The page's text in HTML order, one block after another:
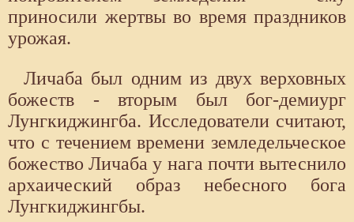
приносили жертвы во время праздников
урожая.
Личаба был одним из двух верховных
божеств - вторым был бог-демиург
Лунгкиджингба. Исследователи считают,
что с течением времени земледельческое
божество Личаба у нага почти вытеснило
архаический образ небесного бога
Лунгкиджингбы.